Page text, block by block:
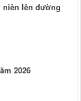
niên lên đường
2026